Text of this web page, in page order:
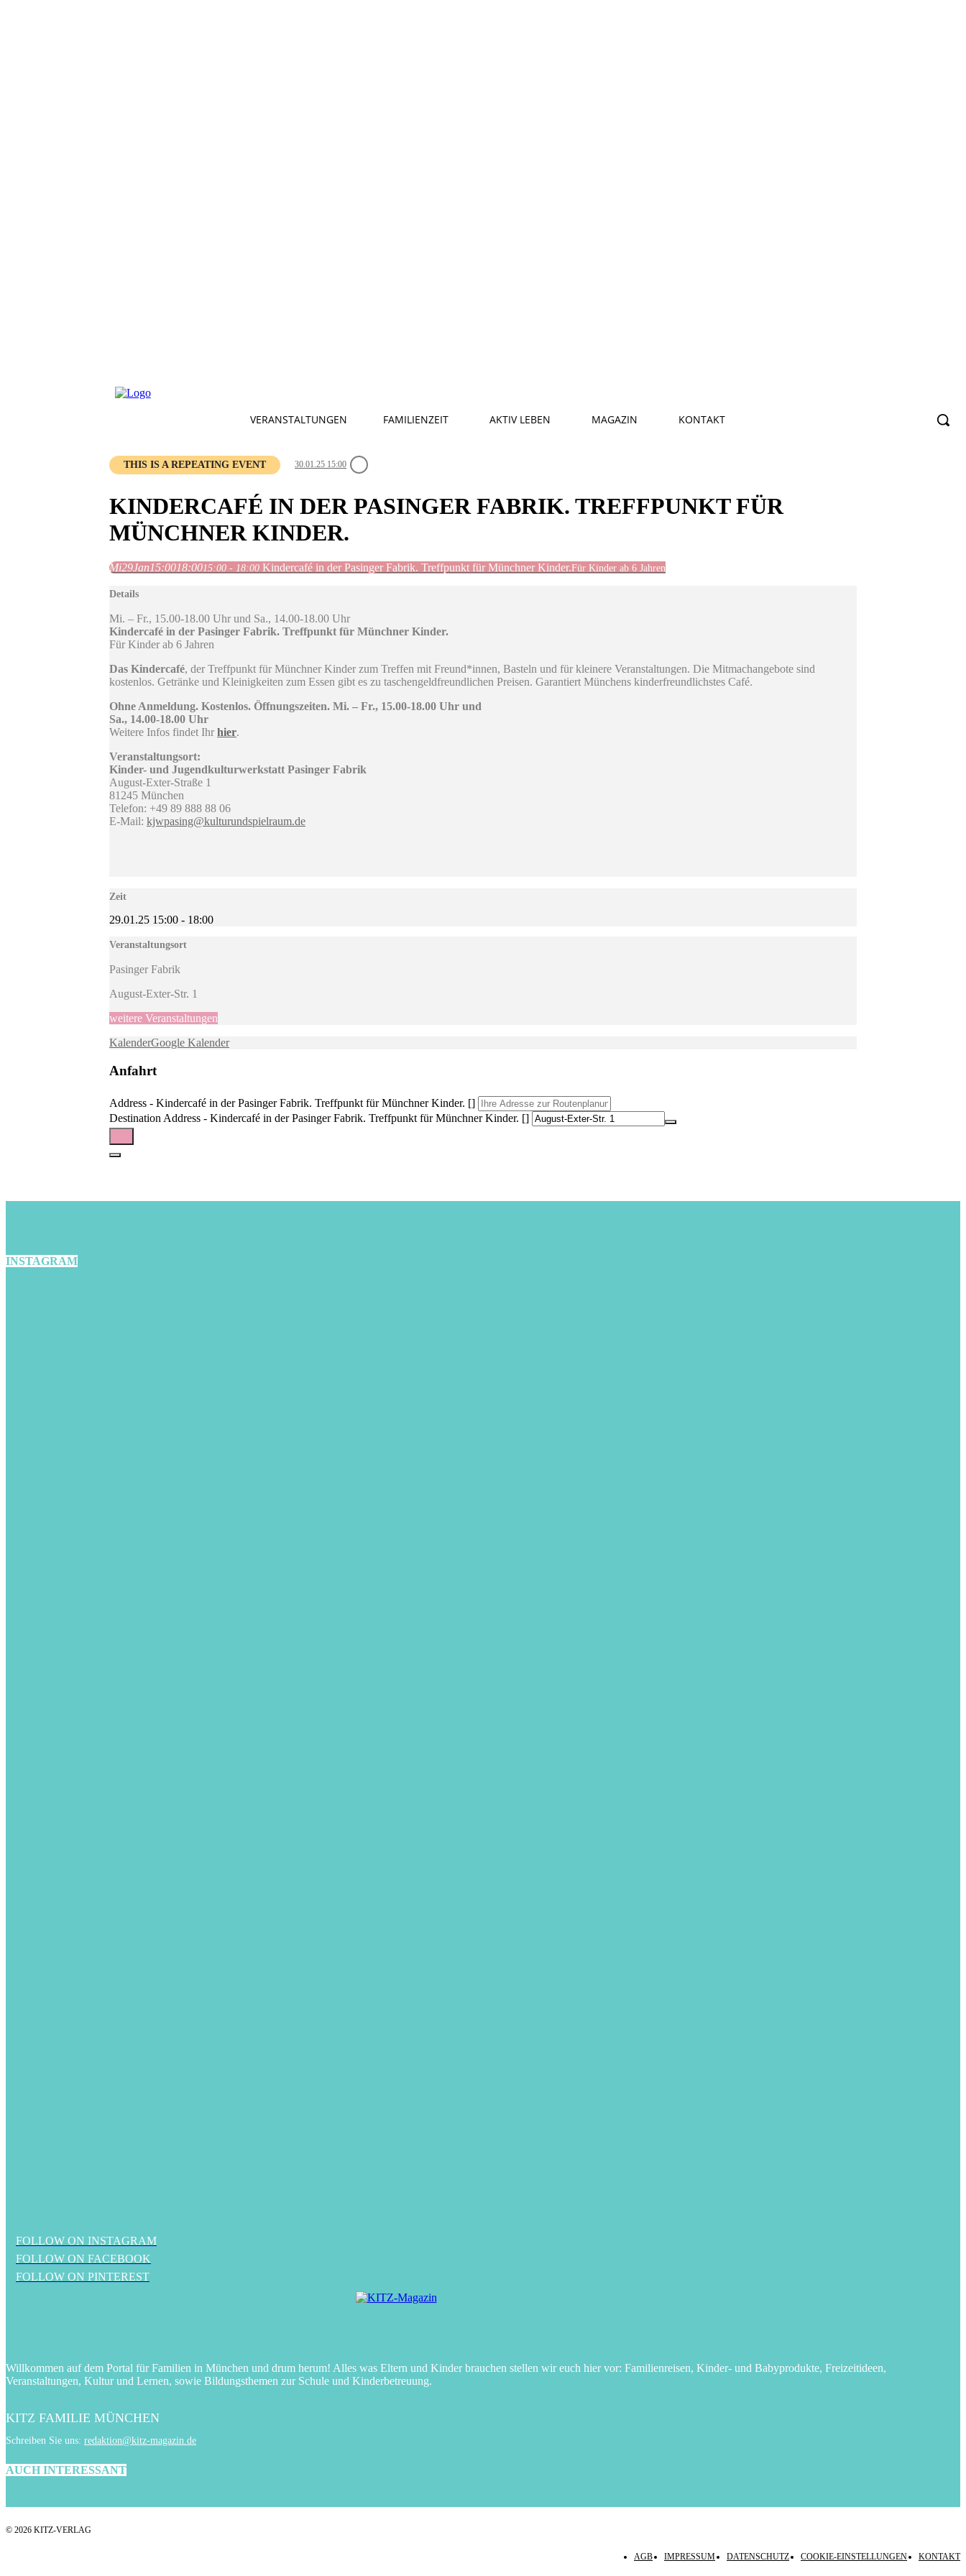
VERANSTALTUNGEN FAMILIENZEIT AKTIV LEBEN MAGAZIN KONTAKT
THIS IS A REPEATING EVENT 30.01.25 15:00
KINDERCAFÉ IN DER PASINGER FABRIK. TREFFPUNKT FÜR
MÜNCHNER KINDER.
Mi29Jan15:0018:0015:00 - 18:00 Kindercafé in der Pasinger Fabrik. Treffpunkt für Münchner Kinder.Für Kinder ab 6 Jahren
Details
Mi. – Fr., 15.00-18.00 Uhr und Sa., 14.00-18.00 Uhr
Kindercafé in der Pasinger Fabrik. Treffpunkt für Münchner Kinder.
Für Kinder ab 6 Jahren
Das Kindercafé, der Treffpunkt für Münchner Kinder zum Treffen mit Freund*innen, Basteln und für kleinere Veranstaltungen. Die Mitmachangebote sind
kostenlos. Getränke und Kleinigkeiten zum Essen gibt es zu taschengeldfreundlichen Preisen. Garantiert Münchens kinderfreundlichstes Café.
Ohne Anmeldung. Kostenlos. Öffnungszeiten. Mi. – Fr., 15.00-18.00 Uhr und
Sa., 14.00-18.00 Uhr
Weitere Infos findet Ihr hier.
Veranstaltungsort:
Kinder- und Jugendkulturwerkstatt Pasinger Fabrik
August-Exter-Straße 1
81245 München
Telefon: +49 89 888 88 06
E-Mail: kjwpasing@kulturundspielraum.de
Zeit
29.01.25 15:00 - 18:00
Veranstaltungsort
Pasinger Fabrik
August-Exter-Str. 1
weitere Veranstaltungen
KalenderGoogle Kalender
Anfahrt
Address - Kindercafé in der Pasinger Fabrik. Treffpunkt für Münchner Kinder. []
Destination Address - Kindercafé in der Pasinger Fabrik. Treffpunkt für Münchner Kinder. []
INSTAGRAM
FOLLOW ON INSTAGRAM
FOLLOW ON FACEBOOK
FOLLOW ON PINTEREST
Willkommen auf dem Portal für Familien in München und drum herum! Alles was Eltern und Kinder brauchen stellen wir euch hier vor: Familienreisen, Kinder- und Babyprodukte, Freizeitideen,
Veranstaltungen, Kultur und Lernen, sowie Bildungsthemen zur Schule und Kinderbetreuung.
KITZ FAMILIE MÜNCHEN
Schreiben Sie uns: redaktion@kitz-magazin.de
AUCH INTERESSANT
© 2026 KITZ-VERLAG
AGB IMPRESSUM DATENSCHUTZ COOKIE-EINSTELLUNGEN KONTAKT